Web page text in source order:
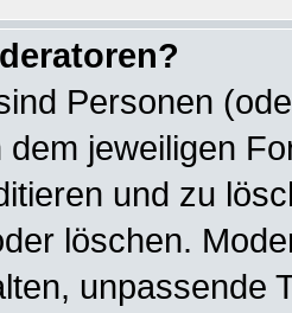
Personen
jeweiligen
und zu
löschen.
unpassende